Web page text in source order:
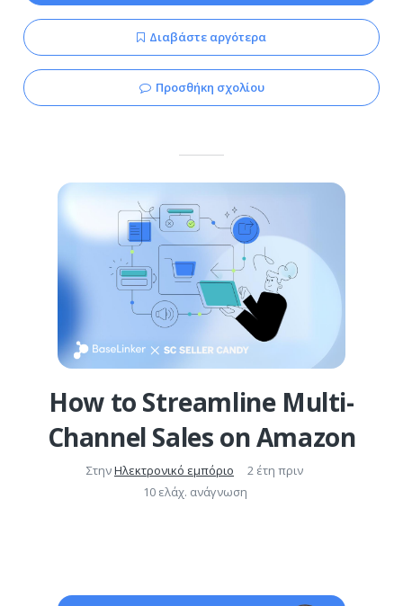
Διαβάστε αργότερα
Προσθήκη σχολίου
How to Streamline Multi-
Channel Sales on Amazon
ΣτηνΗλεκτρονικό εμπόριο
2 έτη πριν
10 ελάχ. ανάγνωση